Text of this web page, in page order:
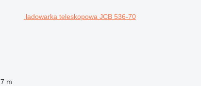
ładowarka teleskopowa JCB 536-70
7 m